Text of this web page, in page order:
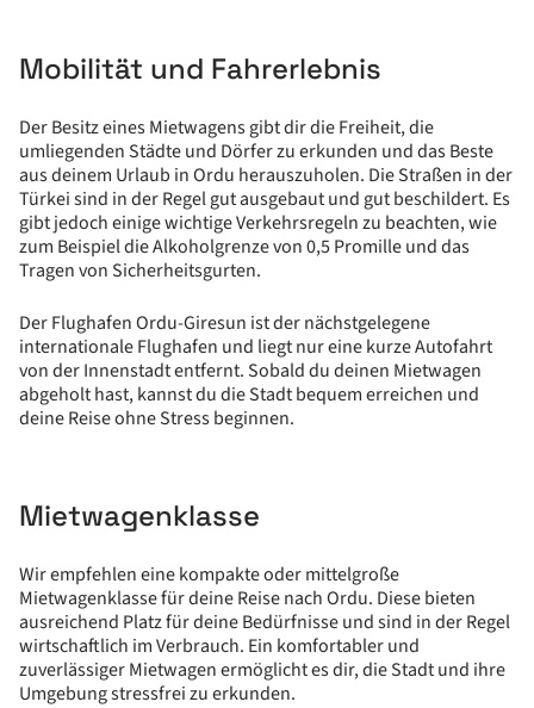
Mobilität und Fahrerlebnis
Der Besitz eines Mietwagens gibt dir die Freiheit, die
umliegenden Städte und Dörfer zu erkunden und das Beste
aus deinem Urlaub in Ordu herauszuholen. Die Straßen in der
Türkei sind in der Regel gut ausgebaut und gut beschildert. Es
gibt jedoch einige wichtige Verkehrsregeln zu beachten, wie
zum Beispiel die Alkoholgrenze von 0,5 Promille und das
Tragen von Sicherheitsgurten.
Der Flughafen Ordu-Giresun ist der nächstgelegene
internationale Flughafen und liegt nur eine kurze Autofahrt
von der Innenstadt entfernt. Sobald du deinen Mietwagen
abgeholt hast, kannst du die Stadt bequem erreichen und
deine Reise ohne Stress beginnen.
Mietwagenklasse
Wir empfehlen eine kompakte oder mittelgroße
Mietwagenklasse für deine Reise nach Ordu. Diese bieten
ausreichend Platz für deine Bedürfnisse und sind in der Regel
wirtschaftlich im Verbrauch. Ein komfortabler und
zuverlässiger Mietwagen ermöglicht es dir, die Stadt und ihre
Umgebung stressfrei zu erkunden.